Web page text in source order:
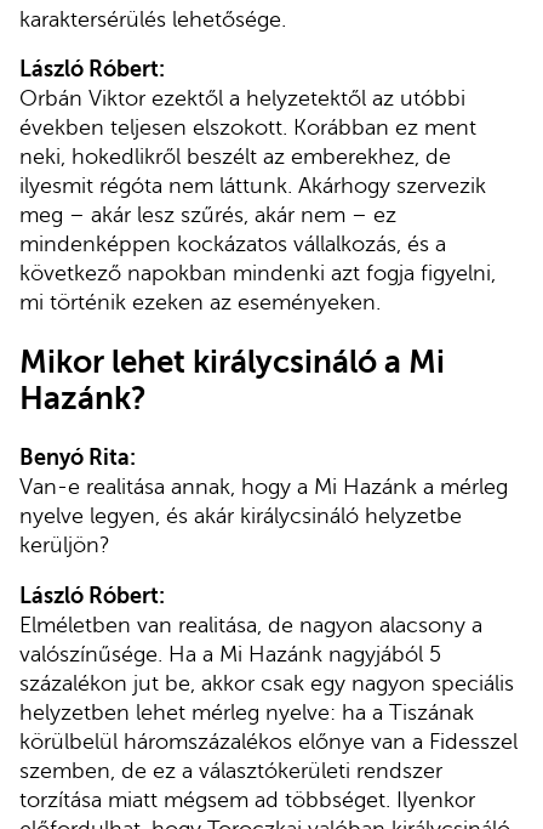
karaktersérülés lehetősége.
László Róbert:
Orbán Viktor ezektől a helyzetektől az utóbbi
években teljesen elszokott. Korábban ez ment
neki, hokedlikről beszélt az emberekhez, de
ilyesmit régóta nem láttunk. Akárhogy szervezik
meg – akár lesz szűrés, akár nem – ez
mindenképpen kockázatos vállalkozás, és a
következő napokban mindenki azt fogja figyelni,
mi történik ezeken az eseményeken.
Mikor lehet királycsináló a Mi
Hazánk?
Benyó Rita:
Van-e realitása annak, hogy a Mi Hazánk a mérleg
nyelve legyen, és akár királycsináló helyzetbe
kerüljön?
László Róbert:
Elméletben van realitása, de nagyon alacsony a
valószínűsége. Ha a Mi Hazánk nagyjából 5
százalékon jut be, akkor csak egy nagyon speciális
helyzetben lehet mérleg nyelve: ha a Tiszának
körülbelül háromszázalékos előnye van a Fidesszel
szemben, de ez a választókerületi rendszer
torzítása miatt mégsem ad többséget. Ilyenkor